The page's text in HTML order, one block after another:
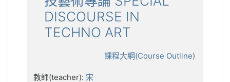
DISCOURSE IN
TECHNO ART
課程大綱(Course Outline)
教師(teacher): 宋